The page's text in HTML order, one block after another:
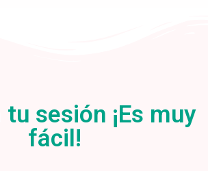
tu sesión ¡Es muy
fácil!